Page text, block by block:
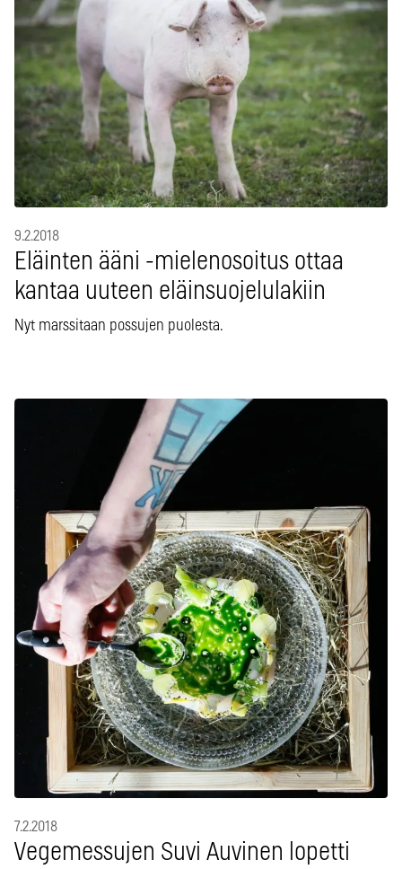
9.2.2018
Eläinten ääni -mielenosoitus ottaa
kantaa uuteen eläinsuojelulakiin
Nyt marssitaan possujen puolesta.
7.2.2018
Vegemessujen Suvi Auvinen lopetti